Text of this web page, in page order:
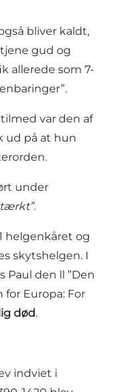
bliver kaldt,
gud og
allerede som 7-
var den af
ud på at hun
under
helgenkåret og
skytshelgen. I
Paul den ll ”Den
Europa: For
død.
indviet i